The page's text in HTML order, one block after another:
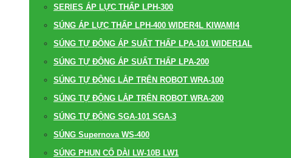
SERIES ÁP LỰC THẤP LPH-300
SÚNG ÁP LỰC THẤP LPH-400 WIDER4L KIWAMI4
SÚNG TỰ ĐỘNG ÁP SUẤT THẤP LPA-101 WIDER1AL
SÚNG TỰ ĐỘNG ÁP SUẤT THẤP LPA-200
SÚNG TỰ ĐỘNG LẮP TRÊN ROBOT WRA-100
SÚNG TỰ ĐỘNG LẮP TRÊN ROBOT WRA-200
SÚNG TỰ ĐỘNG SGA-101 SGA-3
SÚNG Supernova WS-400
SÚNG PHUN CỔ DÀI LW-10B LW1